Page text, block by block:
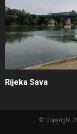
Rijeka Sava
© Copyright